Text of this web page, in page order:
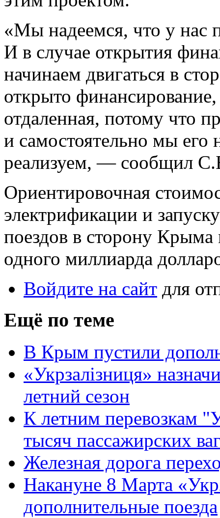
«Мы надеемся, что у нас
И в случае открытия
начинаем двигаться в
открыто финансирование,
отдаленная, потому что
и самостоятельно мы его
реализуем, — сообщил
Ориентировочная
электрификации и
поездов в сторону Крыма
одного миллиарда
Войдите на сайт для
Ещё по теме
В Крым пустили
«Укрзалізниця»
летний сезон
К летним перевозкам
тысяч пассажирских
Железная дорога
Накануне 8 Марта
дополнительные поезда